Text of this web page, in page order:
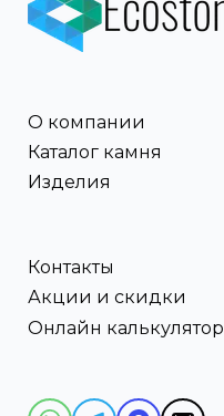
О компании
Каталог камня
Изделия
Контакты
Акции и скидки
Онлайн калькулятор